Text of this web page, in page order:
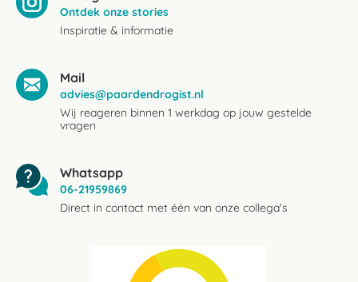
Ontdek onze stories
Inspiratie & informatie
Mail
advies@paardendrogist.nl
Wij reageren binnen 1 werkdag op jouw gestelde
vragen
Whatsapp
06-21959869
Direct in contact met één van onze collega's